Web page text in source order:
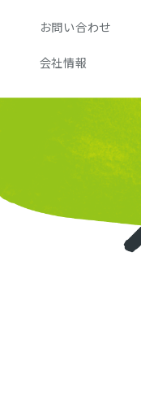
お問い合わせ
会社情報